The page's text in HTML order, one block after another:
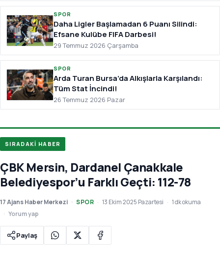
SPOR
Daha Ligler Başlamadan 6 Puanı Silindi:
Efsane Kulübe FIFA Darbesi!
29 Temmuz 2026 Çarşamba
SPOR
Arda Turan Bursa’da Alkışlarla Karşılandı:
Tüm Stat İncindi!
26 Temmuz 2026 Pazar
SIRADAKİ HABER
ÇBK Mersin, Dardanel Çanakkale
Belediyespor’u Farklı Geçti: 112-78
17 Ajans Haber Merkezi SPOR 13 Ekim 2025 Pazartesi
1 dk okuma
Yorum yap
Paylaş